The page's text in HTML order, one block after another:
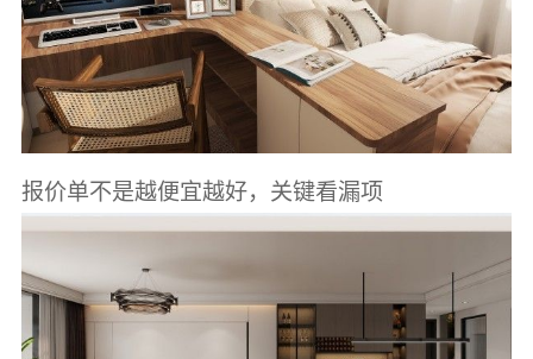
报价单不是越便宜越好，关键看漏项